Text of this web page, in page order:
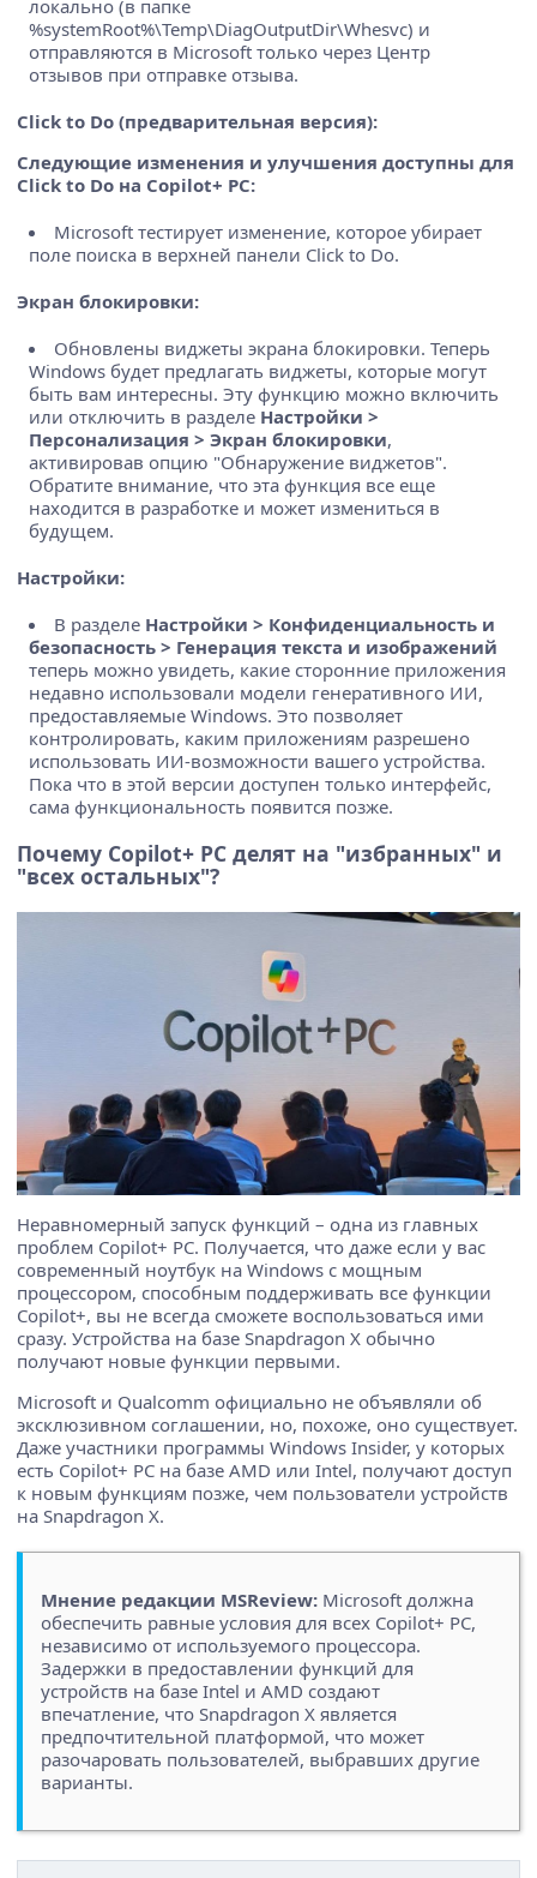
локально (в папке
%systemRoot%\Temp\DiagOutputDir\Whesvc) и
отправляются в Microsoft только через Центр
отзывов при отправке отзыва.
Click to Do (предварительная версия):
Следующие изменения и улучшения доступны для
Click to Do на Copilot+ PC:
Microsoft тестирует изменение, которое убирает
поле поиска в верхней панели Click to Do.
Экран блокировки:
Обновлены виджеты экрана блокировки. Теперь
Windows будет предлагать виджеты, которые могут
быть вам интересны. Эту функцию можно включить
или отключить в разделе Настройки >
Персонализация > Экран блокировки,
активировав опцию "Обнаружение виджетов".
Обратите внимание, что эта функция все еще
находится в разработке и может измениться в
будущем.
Настройки:
В разделе Настройки > Конфиденциальность и
безопасность > Генерация текста и изображений
теперь можно увидеть, какие сторонние приложения
недавно использовали модели генеративного ИИ,
предоставляемые Windows. Это позволяет
контролировать, каким приложениям разрешено
использовать ИИ-возможности вашего устройства.
Пока что в этой версии доступен только интерфейс,
сама функциональность появится позже.
Почему Copilot+ PC делят на "избранных" и
"всех остальных"?
Неравномерный запуск функций – одна из главных
проблем Copilot+ PC. Получается, что даже если у вас
современный ноутбук на Windows с мощным
процессором, способным поддерживать все функции
Copilot+, вы не всегда сможете воспользоваться ими
сразу. Устройства на базе Snapdragon X обычно
получают новые функции первыми.
Microsoft и Qualcomm официально не объявляли об
эксклюзивном соглашении, но, похоже, оно существует.
Даже участники программы Windows Insider, у которых
есть Copilot+ PC на базе AMD или Intel, получают доступ
к новым функциям позже, чем пользователи устройств
на Snapdragon X.
Мнение редакции MSReview: Microsoft должна
обеспечить равные условия для всех Copilot+ PC,
независимо от используемого процессора.
Задержки в предоставлении функций для
устройств на базе Intel и AMD создают
впечатление, что Snapdragon X является
предпочтительной платформой, что может
разочаровать пользователей, выбравших другие
варианты.